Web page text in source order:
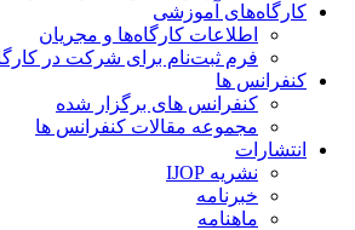
کارگاه‌های آموزشی
اطلاعات کارگاه‌ها و مجریان
فرم ثبت‌نام برای شرکت در کارگاه
کنفرانس ها
کنفرانس های برگزار شده
مجموعه مقالات کنفرانس ها
انتشارات
نشریه IJOP
خبرنامه
ماهنامه